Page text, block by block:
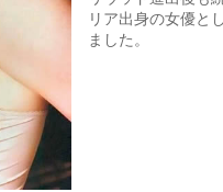
リア出身の女優と
ました。